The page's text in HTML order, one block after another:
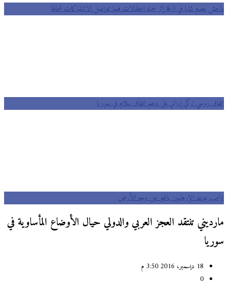
داعش يعدم شابا في الرقة إثر حملة اعتقالات فيما تتواصل الاشتباكات شمالها
اتفاق روسي تركي إيراني على دعم اتفاق سلام في سوريا
ترامب يتوعد الإرهابيين بالمحو عن وجه الأرض
مارديني تنتقد العجز العربي والدولي حيال الأوضاع المأساوية في
سوريا
18 ديسمبر، 2016 3:50 م